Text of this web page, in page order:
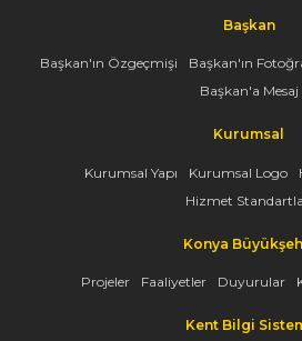
Başkan
Başkan'ın Özgeçmişi Başkan'ın
Başkan'a Mesaj
Kurumsal
Kurumsal Yapı Kurumsal Logo
Hizmet
Konya
Projeler Faaliyetler Duyurular
Kent Bilgi